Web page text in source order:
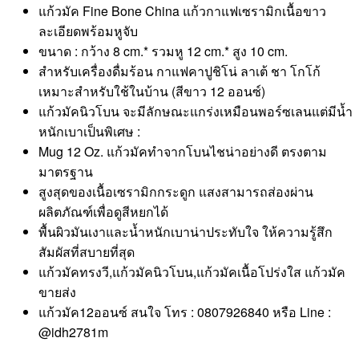
แก้วมัค Fine Bone China แก้วกาแฟเซรามิกเนื้อขาว
ละเอียดพร้อมหูจับ
ขนาด : กว้าง 8 cm.* รวมหู 12 cm.* สูง 10 cm.
สำหรับเครื่องดื่มร้อน กาแฟคาปูชิโน่ ลาเต้ ชา โกโก้
เหมาะสำหรับใช้ในบ้าน (สีขาว 12 ออนซ์)
แก้วมัคนิวโบน จะมีลักษณะแกร่งเหมือนพอร์ซเลนแต่มีน้ำ
หนักเบาเป็นพิเศษ :
Mug 12 Oz. แก้วมัคทำจากโบนไชน่าอย่างดี ตรงตาม
มาตรฐาน
สูงสุดของเนื้อเซรามิกกระดูก แสงสามารถส่องผ่าน
ผลิตภัณฑ์เพื่อดูสีหยกได้
พื้นผิวมันเงาและน้ำหนักเบาน่าประทับใจ ให้ความรู้สึก
สัมผัสที่สบายที่สุด
แก้วมัคทรงวี,แก้วมัคนิวโบน,แก้วมัคเนื้อโปร่งใส แก้วมัค
ขายส่ง
แก้วมัค12ออนซ์ สนใจ โทร : 0807926840 หรือ Line :
@idh2781m